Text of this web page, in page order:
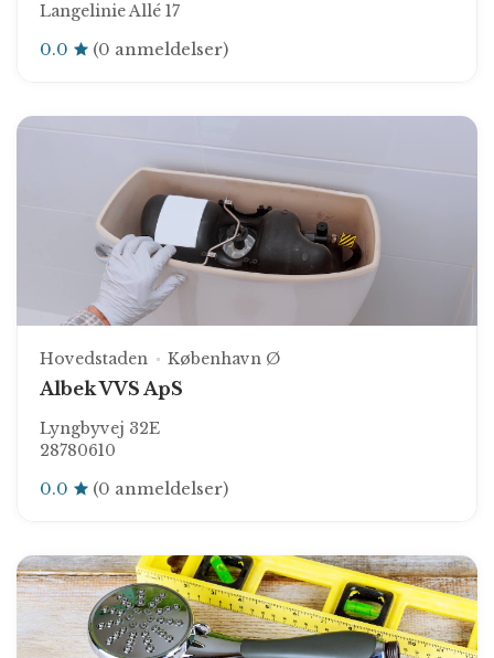
Langelinie Allé 17
0.0 (0 anmeldelser)
Hovedstaden København Ø
Albek VVS ApS
Lyngbyvej 32E
28780610
0.0 (0 anmeldelser)